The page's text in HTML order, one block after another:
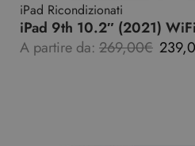
iPad Ricondizionati
iPad 9th 10.2″ (2021)
A partire da: 269,00€